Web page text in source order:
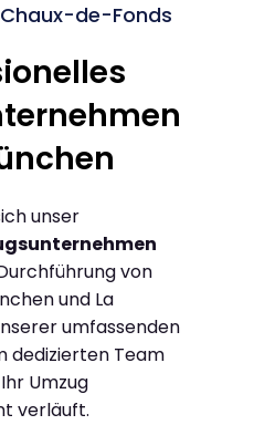
de-Fonds
unser
von
und La
umfassenden
dedizierten Team
Umzug
verläuft.